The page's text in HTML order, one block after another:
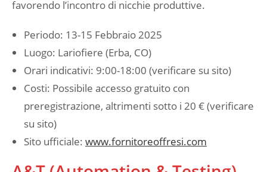
favorendo l’incontro di nicchie produttive.
Periodo: 13-15 Febbraio 2025
Luogo: Lariofiere (Erba, CO)
Orari indicativi: 9:00-18:00 (verificare su sito)
Costi: Possibile accesso gratuito con
preregistrazione, altrimenti sotto i 20 € (verificare
su sito)
Sito ufficiale: www.fornitoreoffresi.com